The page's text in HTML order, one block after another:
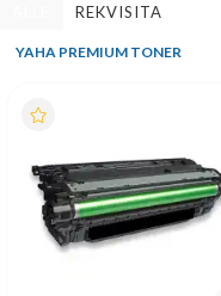
REKVISITA
YAHA PREMIUM TONER